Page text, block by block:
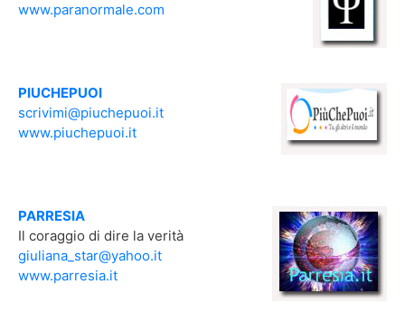
www.paranormale.com
PIUCHEPUOI
scrivimi@piuchepuoi.it
www.piuchepuoi.it
PARRESIA
Il coraggio di dire la verità
giuliana_star@yahoo.it
www.parresia.it